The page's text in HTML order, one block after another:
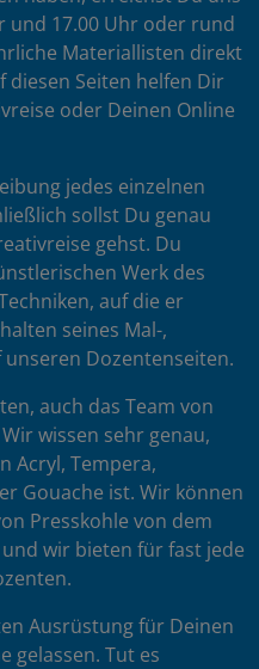
und 17.00 Uhr oder rund
Materiallisten direkt
diesen Seiten helfen Dir
oder Deinen Online
jedes einzelnen
sollst Du genau
gehst. Du
Werk des
auf die er
seines Mal-,
Dozentenseiten.
auch das Team von
wissen sehr genau,
Acryl, Tempera,
Gouache ist. Wir können
Presskohle von dem
wir bieten für fast jede
Ausrüstung für Deinen
gelassen. Tut es